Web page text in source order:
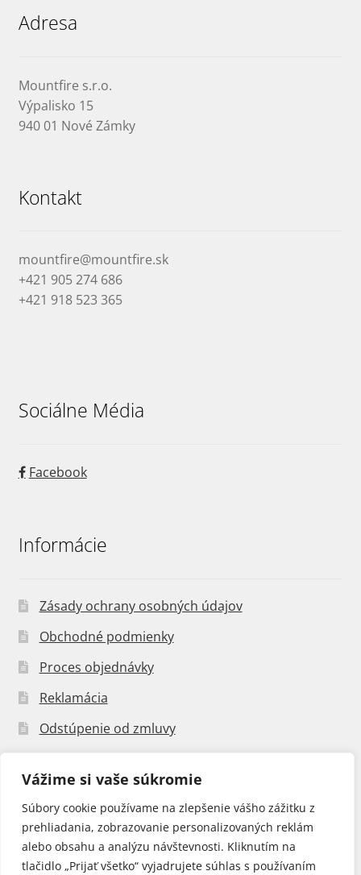
Vážime si vaše súkromie
Súbory cookie používame na zlepšenie vášho zážitku z
prehliadania, zobrazovanie personalizovaných reklám
alebo obsahu a analýzu návštevnosti. Kliknutím na
tlačidlo „Prijať všetko“ vyjadrujete súhlas s používaním
Adresa
Mountfire s.r.o.
Výpalisko 15
940 01 Nové Zámky
Kontakt
mountfire@mountfire.sk
+421 905 274 686
+421 918 523 365
Sociálne Média
Facebook
Informácie
Zásady ochrany osobných údajov
Obchodné podmienky
Proces objednávky
Reklamácia
Odstúpenie od zmluvy
© Bazény Mountfire 2026
Zásady ochrany osobných údajov
Built with
WooCommerce.